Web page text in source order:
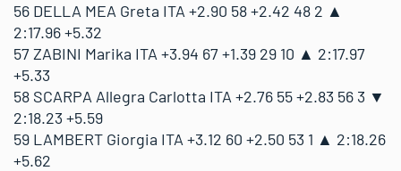
56 DELLA MEA Greta ITA +2.90 58 +2.42 48 2 ▲
2:17.96 +5.32
57 ZABINI Marika ITA +3.94 67 +1.39 29 10 ▲ 2:17.97
+5.33
58 SCARPA Allegra Carlotta ITA +2.76 55 +2.83 56 3 ▼
2:18.23 +5.59
59 LAMBERT Giorgia ITA +3.12 60 +2.50 53 1 ▲ 2:18.26
+5.62